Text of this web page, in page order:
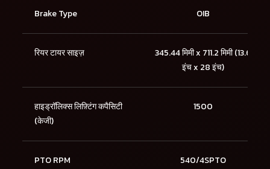
Brake Type OIB
रियर टायर साइज़
345.44 मिमी x 711.2 मिमी (13.6
इंच x 28 इंच)
हाइड्रॉलिक्स लिफ़्टिंग कपैसिटी
(केजी)
1500
PTO RPM 540/4SPTO